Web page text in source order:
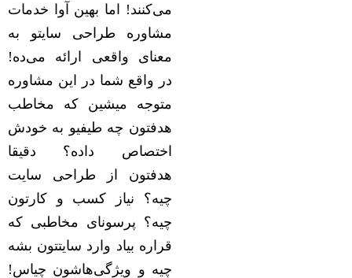
می‌کنند! اما بهین آوا خدمات
مشاوره طراحی سایتو به
معنای واقعی ارائه می‌ده!
در واقع شما در این مشاوره
متوجه میشین که مخاطب
هدفتون چه طیفیو به خودش
اختصاص داده؟ دقیقا
هدفتون از طراحی سایت
چیه؟ نیاز کسب و کارتون
چیه؟ پرسونای مخاطبی که
قراره بیاد وارد سایتتون بشه
چیه و ویژگی‌هاشون چیاس!